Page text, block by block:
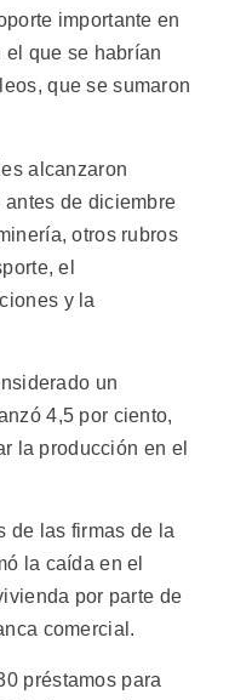
importante en
el que se habrían
que se sumaron
alcanzaron
de diciembre
otros rubros
el
y la
un
4,5 por ciento,
la producción en el
de las firmas de la
la caída en el
por parte de
comercial.
préstamos para